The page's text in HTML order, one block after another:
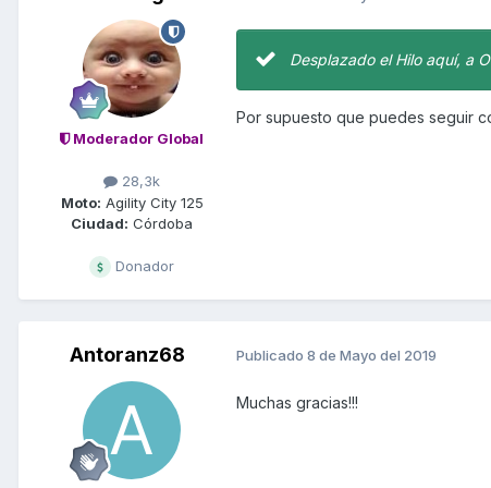
Moderador Global
28,3k
Moto: Agility City 125
Ciudad: Córdoba
Donador
Desplazado el Hilo aquí, a
Por supuesto que puedes seguir
Antoranz68 Publicado 8 de Mayo del 2019
Muchas gracias!!!